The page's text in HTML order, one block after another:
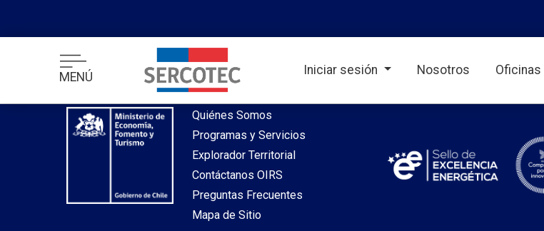
MENÚ Iniciar sesión Nosotros Oficinas
desde index.php
Inicio
Quiénes Somos
Programas y Servicios
Explorador Territorial
Contáctanos OIRS
Preguntas Frecuentes
Mapa de Sitio